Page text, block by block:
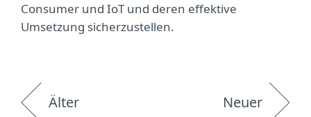
Consumer und IoT und deren effektive
Umsetzung sicherzustellen.
Älter Neuer